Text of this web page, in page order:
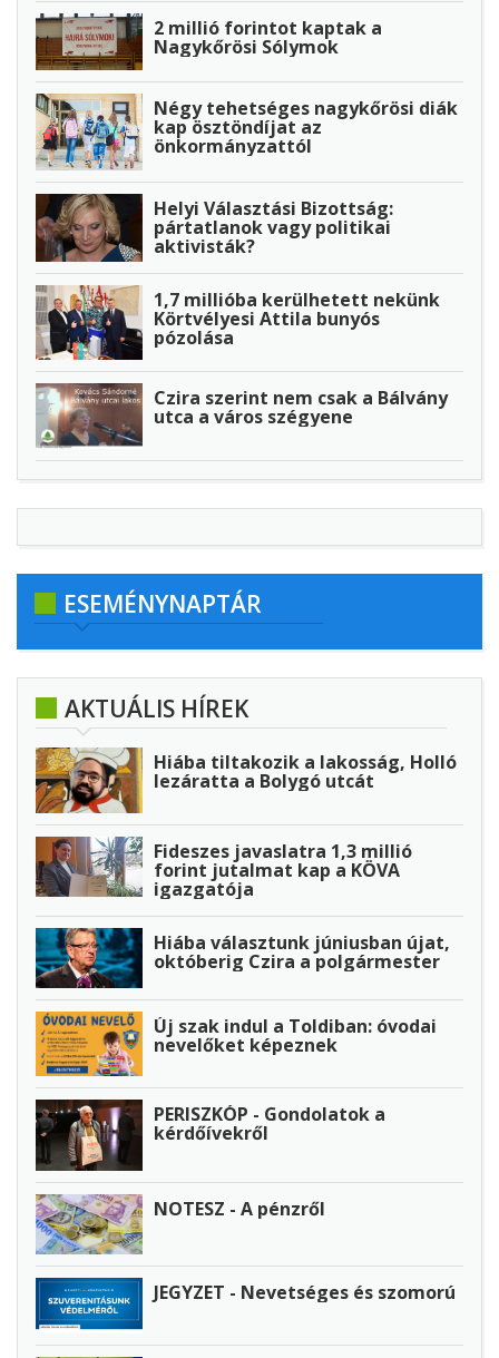
2 millió forintot kaptak a
Nagykőrösi Sólymok
Négy tehetséges nagykőrösi diák
kap ösztöndíjat az
önkormányzattól
Helyi Választási Bizottság:
pártatlanok vagy politikai
aktivisták?
1,7 millióba kerülhetett nekünk
Körtvélyesi Attila bunyós
pózolása
Czira szerint nem csak a Bálvány
utca a város szégyene
ESEMÉNYNAPTÁR
AKTUÁLIS HÍREK
Hiába tiltakozik a lakosság, Holló
lezáratta a Bolygó utcát
Fideszes javaslatra 1,3 millió
forint jutalmat kap a KÖVA
igazgatója
Hiába választunk júniusban újat,
októberig Czira a polgármester
Új szak indul a Toldiban: óvodai
nevelőket képeznek
PERISZKÓP - Gondolatok a
kérdőívekről
NOTESZ - A pénzről
JEGYZET - Nevetséges és szomorú